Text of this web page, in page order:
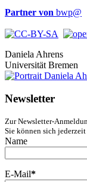
Partner von bwp@
Daniela Ahrens
Universität Bremen
Newsletter
Zur Newsletter-
Sie können sich
Name
E-Mail*